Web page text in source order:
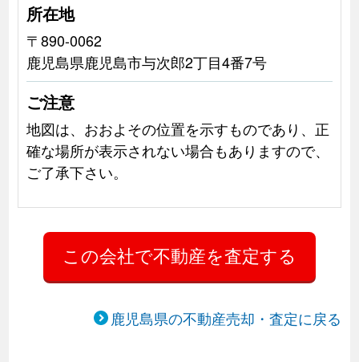
所在地
〒890-0062
鹿児島県鹿児島市与次郎2丁目4番7号
ご注意
地図は、おおよその位置を示すものであり、正
確な場所が表示されない場合もありますので、
ご了承下さい。
鹿児島県の不動産売却・査定に戻る